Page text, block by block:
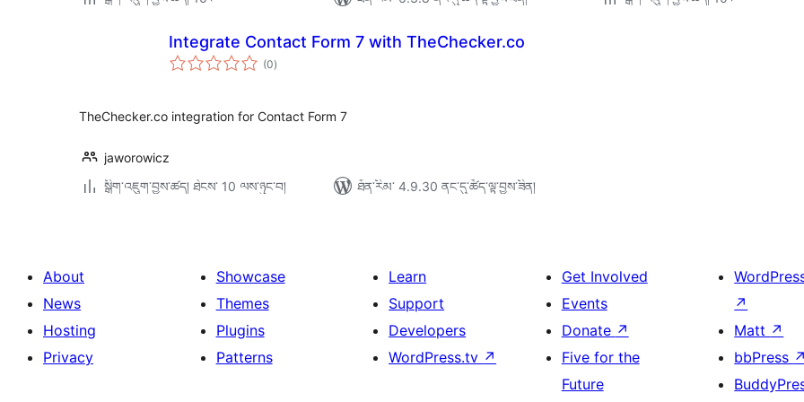
Integrate Contact Form 7 with TheChecker.co
(0གདེང་
འཇོག་
)
TheChecker.co integration for Contact Form 7
jaworowicz
སྒྲིག་འཇུག་བྱས་ཚད། ཐེངས་ 10 ལས་ཉུང་བ།
ཐོན་རིམ་ 4.9.30 ནང་དུ་ཚོད་ལྟ་བྱས་ཟིན།
About
News
Hosting
Privacy
Showcase
Themes
Plugins
Patterns
Learn
Support
Developers
WordPress.tv ↗
Get Involved
Events
Donate ↗
Five for the
Future
↗
Matt ↗
bbPress ↗